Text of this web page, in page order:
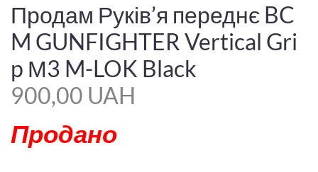
Продам Руків’я переднє BC
M GUNFIGHTER Vertical Gri
p М3 M-LOK Black
900,00 UAH
Продано